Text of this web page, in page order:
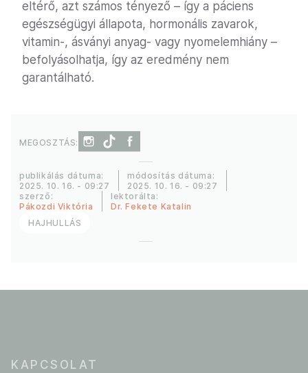
eltérő, azt számos tényező – így a páciens
egészségügyi állapota, hormonális zavarok,
vitamin-, ásványi anyag- vagy nyomelemhiány –
befolyásolhatja, így az eredmény nem
garantálható.
publikálás dátuma:
2025. 10. 16. - 09:27
módosítás dátuma:
2025. 10. 16. - 09:27
szerző:
Pákozdi Viktória
lektorálta:
Dr. Fekete Katalin
HAJHULLÁS
MEGOSZTÁS:
KAPCSOLAT